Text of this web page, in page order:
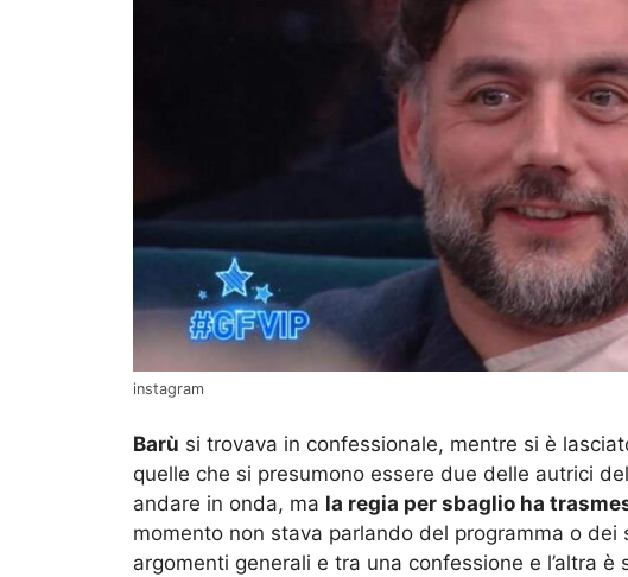
instagram
Barù si trovava in confessionale, mentre si è
quelle che si presumono essere due delle autrici
andare in onda, ma la regia per sbaglio ha
momento non stava parlando del programma o dei
argomenti generali e tra una confessione e l’altra